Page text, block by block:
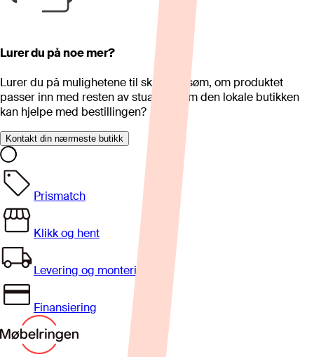
Lurer du på noe mer?
Lurer du på mulighetene til skreddersøm, om produktet
passer inn med resten av stua eller om den lokale butikken
kan hjelpe med bestillingen?
Kontakt din nærmeste butikk
Prismatch
Klikk og hent
Levering og montering
Finansiering